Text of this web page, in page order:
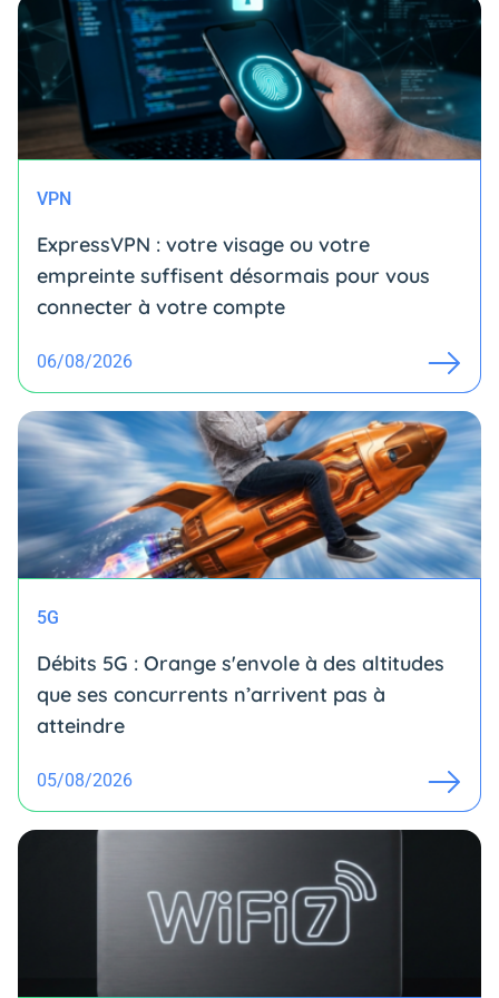
VPN
ExpressVPN : votre visage ou votre
empreinte suffisent désormais pour vous
connecter à votre compte
06/08/2026
5G
Débits 5G : Orange s'envole à des altitudes
que ses concurrents n’arrivent pas à
atteindre
05/08/2026